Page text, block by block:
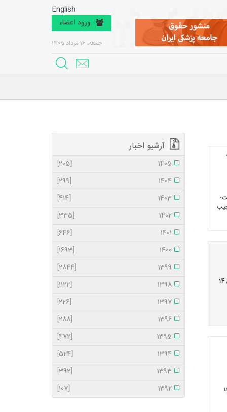
English
ورود اعضاء
جمعه، 16 مرداد 1405
ضمن آرزوی قبولی طاعات و عبادات و تبریک عید سعید فطر و روز کارگر ؛ سازمان نظام پزشکی چهارشنبه مورخ 14
آرشیو اخبار
1405
[205]
1404
[299]
1403
[414]
1402
[335]
1401
[646]
1400
[1693]
1399
[2844]
1398
[1122]
1397
[226]
1396
[288]
1395
[472]
1394
[524]
1393
[392]
1392
[107]